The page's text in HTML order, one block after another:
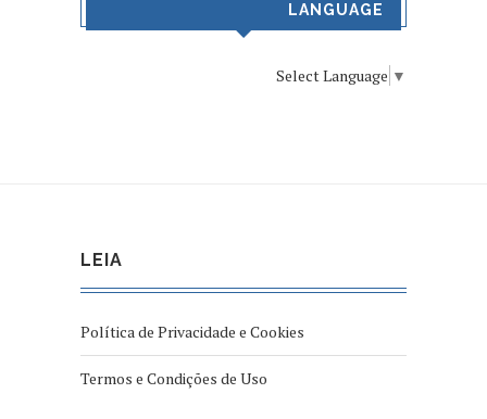
LANGUAGE
Select Language ▼
LEIA
Política de Privacidade e Cookies
Termos e Condições de Uso